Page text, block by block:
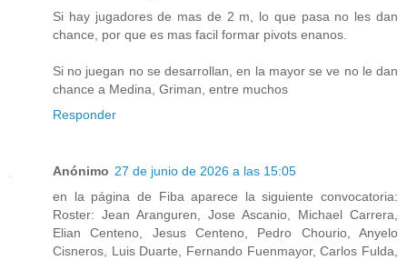
Si hay jugadores de mas de 2 m, lo que pasa no les dan
chance, por que es mas facil formar pivots enanos.
Si no juegan no se desarrollan, en la mayor se ve no le dan
chance a Medina, Griman, entre muchos
Responder
Anónimo 27 de junio de 2026 a las 15:05
en la página de Fiba aparece la siguiente convocatoria:
Roster: Jean Aranguren, Jose Ascanio, Michael Carrera,
Elian Centeno, Jesus Centeno, Pedro Chourio, Anyelo
Cisneros, Luis Duarte, Fernando Fuenmayor, Carlos Fulda,